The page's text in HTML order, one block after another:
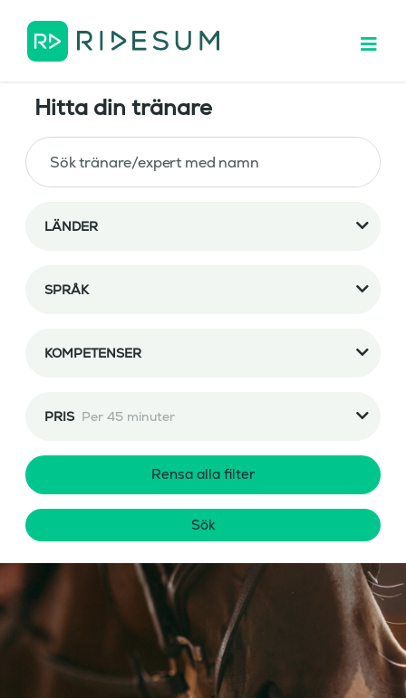
Hitta din tränare
LÄNDER
SPRÅK
KOMPETENSER
PRIS Per 45 minuter
Rensa alla filter
Sök